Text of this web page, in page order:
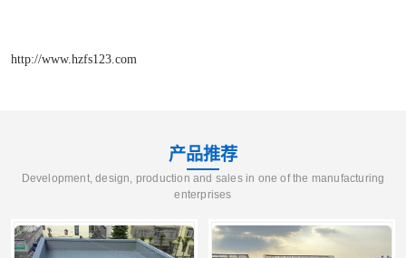
http://www.hzfs123.com
产品推荐
Development, design, production and sales in one of the manufacturing
enterprises